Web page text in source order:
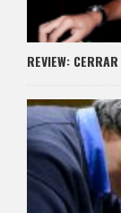
REVIEW: